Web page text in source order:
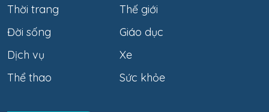
Thời trang
Thế giới
Đời sống
Giáo dục
Dịch vụ
Xe
Thể thao
Sức khỏe